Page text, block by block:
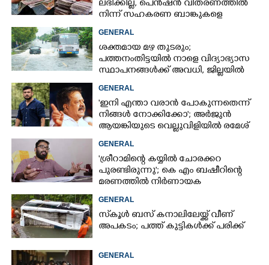
ലഭിക്കില്ല,​ പെൻഷൻ വിതരണത്തിൽ
നിന്ന് സഹകരണ ബാങ്കുകളെ
ഒഴിവാക്കി
GENERAL
ശക്തമായ മഴ തുടരും;
പത്തനംതിട്ടയിൽ നാളെ വിദ്യാഭ്യാസ
സ്ഥാപനങ്ങൾക്ക് അവധി,​ ജില്ലയിൽ
ഇന്ന് റെ‌ഡും നാളെ ഓറഞ്ചും അലർട്ട്
GENERAL
'ഇനി എന്താ വരാൻ പോകുന്നതെന്ന്
നിങ്ങൾ നോക്കിക്കോ'; അർജുൻ
ആയങ്കിയുടെ വെല്ലുവിളിയിൽ രമേശ്
ചെന്നിത്തല
GENERAL
'ശ്രീറാമിന്റെ കയ്യിൽ ചോരക്കറ
പുരണ്ടിരുന്നു'; കെ എം ബഷീറിന്റെ
മരണത്തിൽ നിർണായക
മൊഴിയുമായി ദൃക്‌സാക്ഷി
GENERAL
സ്‌കൂൾ ബസ് കനാലിലേയ്ക്ക് വീണ്
അപകടം; പത്ത് കുട്ടികൾക്ക് പരിക്ക്
GENERAL